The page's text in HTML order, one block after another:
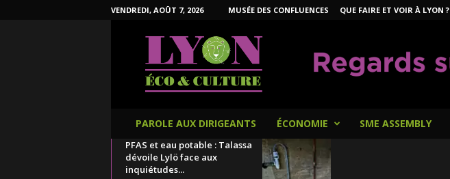
VENDREDI, AOÛT 7, 2026 MUSÉE DES CONFLUENCES QUE FAIRE ET VOIR À LYON ?
PAROLE AUX DIRIGEANTS ÉCONOMIE SME ASSEMBLY
PFAS et eau potable : Talassa
dévoile Lylö face aux
inquiétudes...